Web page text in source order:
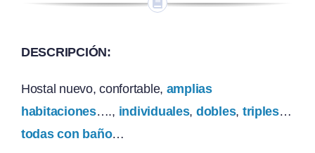
DESCRIPCIÓN:
Hostal nuevo, confortable, amplias
habitaciones…., individuales, dobles, triples…
todas con baño…